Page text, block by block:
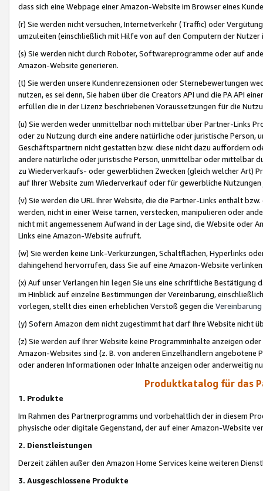
dass sich eine Webpage einer Amazon-Website im Browser eines
(r) Sie werden nicht versuchen, Internetverkehr (Traffic) oder
umzuleiten (einschließlich mit Hilfe von auf den Computern der
(s) Sie werden nicht durch Roboter, Softwareprogramme oder auf
Amazon-Website generieren.
(t) Sie werden unsere Kundenrezensionen oder Sternebewertungen
nutzen, es sei denn, Sie haben über die Creators API und die PA API
erfüllen die in der Lizenz beschriebenen Voraussetzungen für die
(u) Sie werden weder unmittelbar noch mittelbar über Partner-Links
oder zu Nutzung durch eine andere natürliche oder juristische
Geschäftspartnern nicht gestatten bzw. diese nicht dazu auffordern
andere natürliche oder juristische Person, unmittelbar oder mittelbar
zu Wiederverkaufs- oder gewerblichen Zwecken (gleich welcher Art)
auf Ihrer Website zum Wiederverkauf oder für gewerbliche
(v) Sie werden die URL Ihrer Website, die die Partner-Links enthält
werden, nicht in einer Weise tarnen, verstecken, manipulieren oder
nicht mit angemessenem Aufwand in der Lage sind, die Website oder
Links eine Amazon-Website aufruft.
(w) Sie werden keine Link-Verkürzungen, Schaltflächen, Hyperlinks
dahingehend hervorrufen, dass Sie auf eine Amazon-Website
(x) Auf unser Verlangen hin legen Sie uns eine schriftliche
im Hinblick auf einzelne Bestimmungen der Vereinbarung,
vorlegen, stellt dies einen erheblichen Verstoß gegen die Vereinbarung
(y) Sofern Amazon dem nicht zugestimmt hat darf Ihre Website nicht
(z) Sie werden auf Ihrer Website keine Programminhalte anzeigen
Amazon-Websites sind (z. B. von anderen Einzelhändlern
oder anderen Informationen oder Inhalte anzeigen oder anderweitig
Produktkatalog für das
1. Produkte
Im Rahmen des Partnerprogramms und vorbehaltlich der in diesem
physische oder digitale Gegenstand, der auf einer Amazon-Website
2. Dienstleistungen
Derzeit zählen außer den Amazon Home Services keine weiteren
3. Ausgeschlossene Produkte